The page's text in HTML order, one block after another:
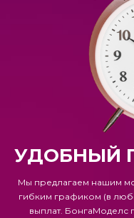
УДОБНЫЙ
Мы предлагаем нашим
гибким графиком (в
выплат. БонгаМоделс